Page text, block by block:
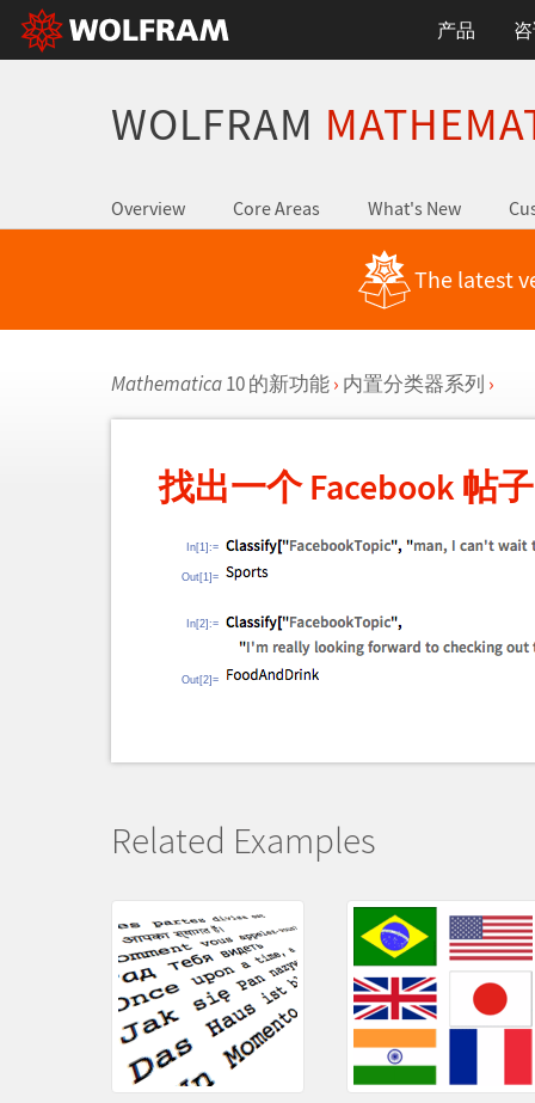
产品
WOLFRAM
Overview Core Areas What's New
The latest
Mathematica10 的新功能 › 内置分类器系列 ›
找出一个 Facebook 帖
In[1]:=
Out[1]=
In[2]:=
Out[2]=
Related Examples